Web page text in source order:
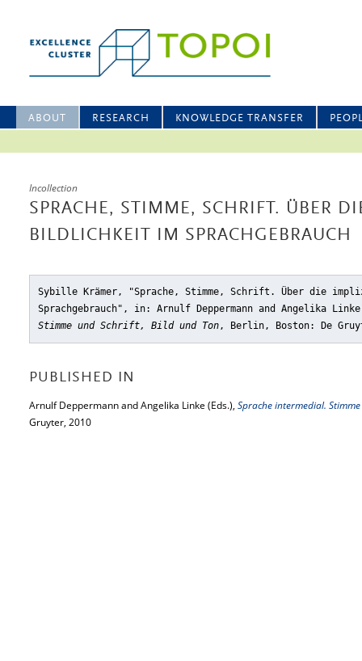
ABOUT RESEARCH KNOWLEDGE TRANSFER
Incollection
SPRACHE, STIMME, SCHRIFT. ÜBER
BILDLICHKEIT IM SPRACHGEBRAUCH
Sybille Krämer, "Sprache, Stimme, Schrift. Über die
Sprachgebrauch" , in: Arnulf Deppermann and Angelika
Stimme und Schrift, Bild und Ton, Berlin, Boston: De
PUBLISHED IN
Arnulf Deppermann and Angelika Linke (Eds.), Sprache intermedial.
Gruyter, 2010